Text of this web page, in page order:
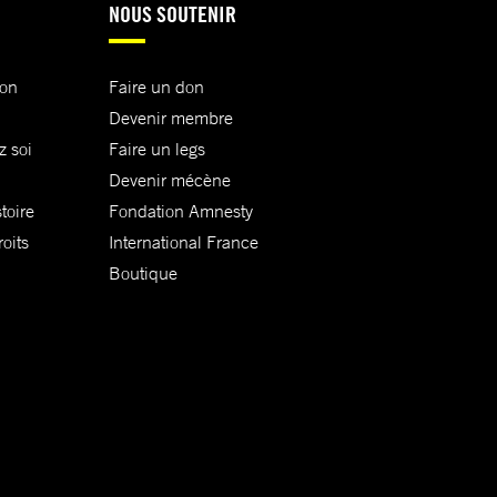
soi
NOUS SOUTENIR
Faire un don
Devenir membre
Faire un legs
Devenir mécène
Fondation Amnesty
International France
Boutique